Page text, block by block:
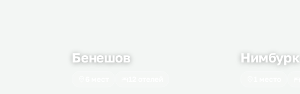
Бенешов Нимбурк